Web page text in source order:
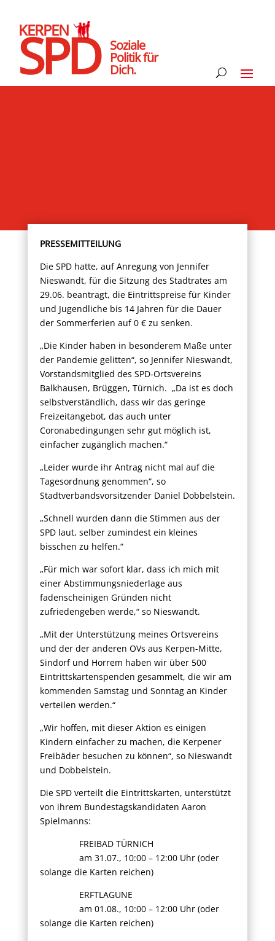
SPD
KERPEN
Soziale
Politik für
Dich.
PRESSEMITTEILUNG
Die SPD hatte, auf Anregung von Jennifer
Nieswandt, für die Sitzung des Stadtrates am
29.06. beantragt, die Eintrittspreise für Kinder
und Jugendliche bis 14 Jahren für die Dauer
der Sommerferien auf 0 € zu senken.
„Die Kinder haben in besonderem Maße unter
der Pandemie gelitten“, so Jennifer Nieswandt,
Vorstandsmitglied des SPD-Ortsvereins
Balkhausen, Brüggen, Türnich. „Da ist es doch
selbstverständlich, dass wir das geringe
Freizeitangebot, das auch unter
Coronabedingungen sehr gut möglich ist,
einfacher zugänglich machen.“
„Leider wurde ihr Antrag nicht mal auf die
Tagesordnung genommen“, so
Stadtverbandsvorsitzender Daniel Dobbelstein.
„Schnell wurden dann die Stimmen aus der
SPD laut, selber zumindest ein kleines
bisschen zu helfen.“
„Für mich war sofort klar, dass ich mich mit
einer Abstimmungsniederlage aus
fadenscheinigen Gründen nicht
zufriedengeben werde,“ so Nieswandt.
„Mit der Unterstützung meines Ortsvereins
und der der anderen OVs aus Kerpen-Mitte,
Sindorf und Horrem haben wir über 500
Eintrittskartenspenden gesammelt, die wir am
kommenden Samstag und Sonntag an Kinder
verteilen werden.“
„Wir hoffen, mit dieser Aktion es einigen
Kindern einfacher zu machen, die Kerpener
Freibäder besuchen zu können“, so Nieswandt
und Dobbelstein.
Die SPD verteilt die Eintrittskarten, unterstützt
von ihrem Bundestagskandidaten Aaron
Spielmanns:
FREIBAD TÜRNICH
am 31.07., 10:00 – 12:00 Uhr (oder
solange die Karten reichen)
ERFTLAGUNE
am 01.08., 10:00 – 12:00 Uhr (oder
solange die Karten reichen)